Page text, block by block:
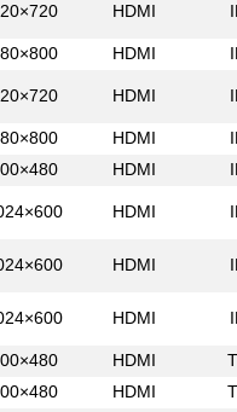
HDMI
HDMI
HDMI
HDMI
HDMI
HDMI
HDMI
HDMI
HDMI
HDMI